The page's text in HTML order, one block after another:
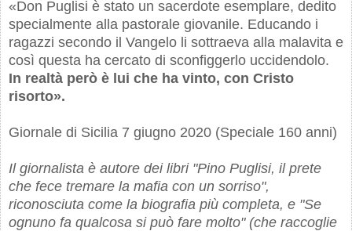
«Don Puglisi è stato un sacerdote esemplare, dedito
specialmente alla pastorale giovanile. Educando i
ragazzi secondo il Vangelo li sottraeva alla malavita e
così questa ha cercato di sconfiggerlo uccidendolo.
In realtà però è lui che ha vinto, con Cristo
risorto».
Giornale di Sicilia 7 giugno 2020 (Speciale 160 anni)
Il giornalista è autore dei libri "Pino Puglisi, il prete
che fece tremare la mafia con un sorriso",
riconosciuta come la biografia più completa, e "Se
ognuno fa qualcosa si può fare molto" (che raccoglie